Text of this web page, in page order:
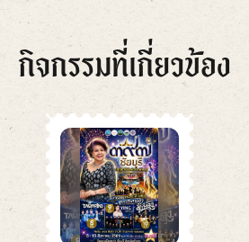
กิจกรรมที่เกี่ยวข้อง